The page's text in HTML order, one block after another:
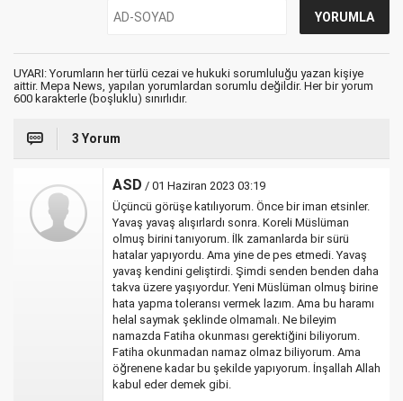
UYARI: Yorumların her türlü cezai ve hukuki sorumluluğu yazan kişiye
aittir. Mepa News, yapılan yorumlardan sorumlu değildir. Her bir yorum
600 karakterle (boşluklu) sınırlıdır.
3 Yorum
ASD / 01 Haziran 2023 03:19
Üçüncü görüşe katılıyorum. Önce bir iman etsinler.
Yavaş yavaş alışırlardı sonra. Koreli Müslüman
olmuş birini tanıyorum. İlk zamanlarda bir sürü
hatalar yapıyordu. Ama yine de pes etmedi. Yavaş
yavaş kendini geliştirdi. Şimdi senden benden daha
takva üzere yaşıyordur. Yeni Müslüman olmuş birine
hata yapma toleransı vermek lazım. Ama bu haramı
helal saymak şeklinde olmamalı. Ne bileyim
namazda Fatiha okunması gerektiğini biliyorum.
Fatiha okunmadan namaz olmaz biliyorum. Ama
öğrenene kadar bu şekilde yapıyorum. İnşallah Allah
kabul eder demek gibi.